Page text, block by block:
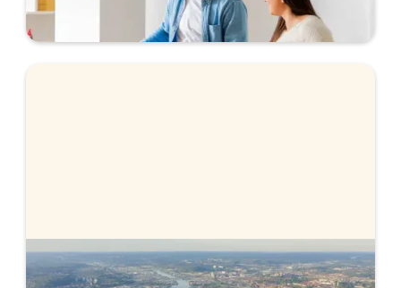
Ansök helt digitalt och få svar direkt.
Hur påverkar styrräntan bolåneräntor?